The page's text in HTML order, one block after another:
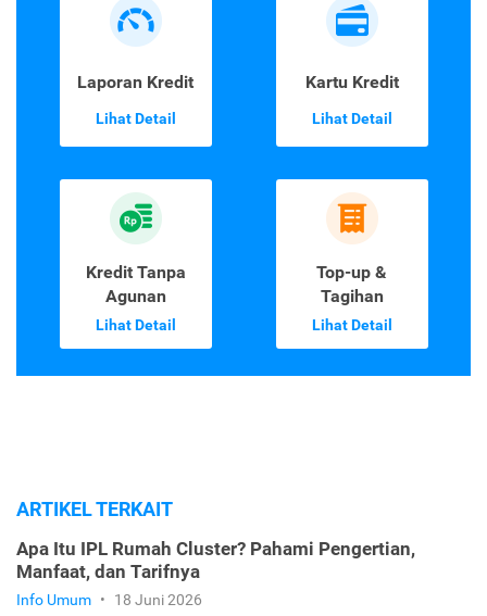
Laporan Kredit
Lihat Detail
Kartu Kredit
Lihat Detail
Kredit Tanpa
Agunan
Lihat Detail
Top-up &
Tagihan
Lihat Detail
ARTIKEL TERKAIT
Apa Itu IPL Rumah Cluster? Pahami Pengertian,
Manfaat, dan Tarifnya
Info Umum • 18 Juni 2026